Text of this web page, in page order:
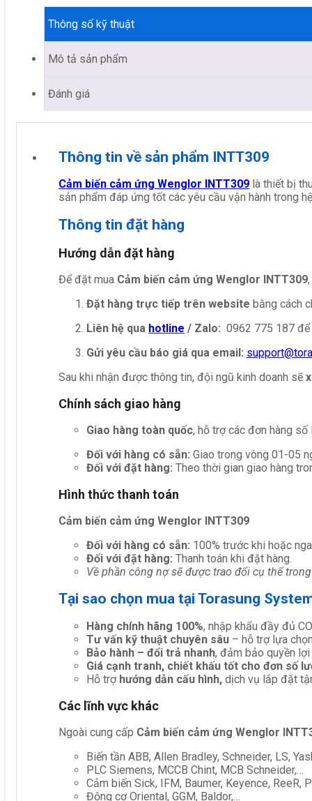
Thông số kỹ thuật
Mô tả sản phẩm
Đánh giá
Thông tin về sản phẩm INTT309
Cảm biến cảm ứng Wenglor INTT309 là thiết bị
sản phẩm đáp ứng tốt các yêu cầu vận hành trong
Thông tin đặt hàng
Hướng dẫn đặt hàng
Để đặt mua Cảm biến cảm ứng Wenglor INTT309
Đặt hàng trực tiếp trên website bằng cách
Liên hệ qua hotline / Zalo: 0962 775 187
Gửi yêu cầu báo giá qua email:
Sau khi nhận được thông tin, đội ngũ kinh doanh sẽ
Chính sách giao hàng
Giao hàng toàn quốc, hỗ trợ các đơn hàng số
Đối với hàng có sẵn: Giao trong vòng 01-05
Đối với đặt hàng: Theo thời gian giao hàng
Hình thức thanh toán
Cảm biến cảm ứng Wenglor INTT309
Đối với hàng có sẵn: 100% trước khi hoặc
Đối với đặt hàng: Thanh toán khi đặt hàng.
Về phần công nợ sẽ được trao đổi cụ thể
Tại sao chọn mua tại Torasung
Hàng chính hãng 100%, nhập khẩu đầy đủ
Tư vấn kỹ thuật chuyên sâu – hỗ trợ lựa
Bảo hành – đổi trả nhanh, đảm bảo quyền lợi
Giá cạnh tranh, chiết khấu tốt cho đơn số
Hỗ trợ hướng dẫn cấu hình, dịch vụ lắp đặt
Các lĩnh vực khác
Ngoài cung cấp Cảm biến cảm ứng Wenglor
Biến tần ABB, Allen Bradley, Schneider, LS,
PLC Siemens, MCCB Chint, MCB Schneider,…
Cảm biến Sick, IFM, Baumer, Keyence, ReeR,
Động cơ Oriental, GGM, Baldor,…